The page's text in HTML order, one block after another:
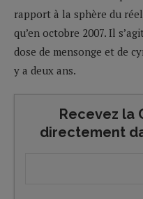
rapport à la sphère du
qu’en octobre 2007. Il
dose de mensonge et de
y a deux ans.
Recevez la
directement